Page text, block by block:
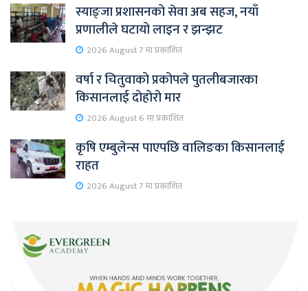
स्याङ्जा प्रशासनको सेवा अब सहज, नयाँ
प्रणालीले घटायो लाइन र झन्झट
2026 August 7 मा प्रकाशित
वर्षा र चितुवाको प्रकोपले पुतलीबजारका
किसानलाई दोहोरो मार
2026 August 6 मा प्रकाशित
कृषि एम्बुलेन्स पाएपछि वालिङका किसानलाई
राहत
2026 August 7 मा प्रकाशित